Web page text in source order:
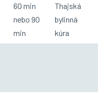
60 min
nebo 90
min
Thajská
bylinná
kúra